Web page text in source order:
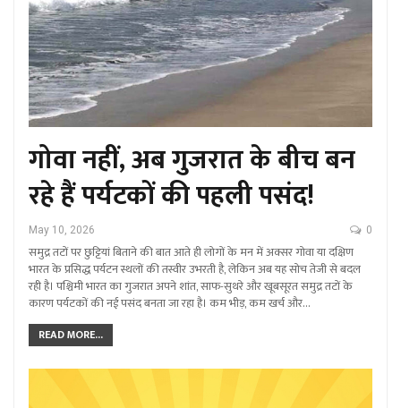
गोवा नहीं, अब गुजरात के बीच बन
रहे हैं पर्यटकों की पहली पसंद!
May 10, 2026 0
समुद्र तटों पर छुट्टियां बिताने की बात आते ही लोगों के मन में अक्सर गोवा या दक्षिण
भारत के प्रसिद्ध पर्यटन स्थलों की तस्वीर उभरती है, लेकिन अब यह सोच तेजी से बदल
रही है। पश्चिमी भारत का गुजरात अपने शांत, साफ-सुथरे और खूबसूरत समुद्र तटों के
कारण पर्यटकों की नई पसंद बनता जा रहा है। कम भीड़, कम खर्च और…
READ MORE...